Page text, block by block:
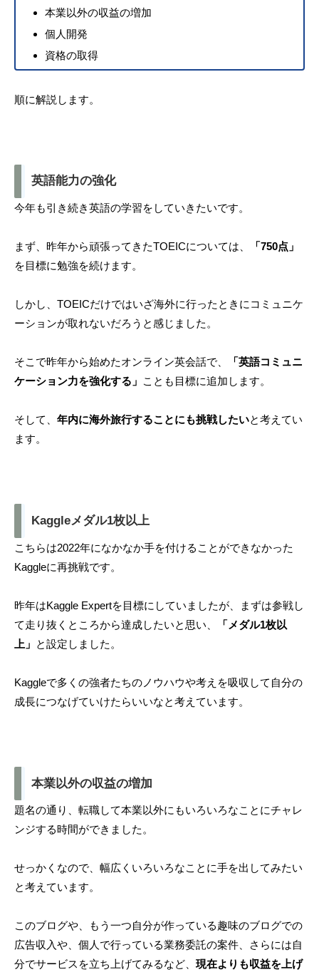
本業以外の収益の増加
個人開発
資格の取得
順に解説します。
英語能力の強化
今年も引き続き英語の学習をしていきたいです。
まず、昨年から頑張ってきたTOEICについては、
「750点」
を目標に勉強を続けます。
しかし、TOEICだけではいざ海外に行ったときにコミュニケ
ーションが取れないだろうと感じました。
そこで昨年から始めたオンライン英会話で、
「英語コミュニ
ケーション力を強化する」 ことも目標に追加します。
そして、 年内に海外旅行することにも挑戦したいと考えてい
ます。
Kaggleメダル1枚以上
こちらは2022年になかなか手を付けることができなかった
Kaggleに再挑戦です。
昨年はKaggle Expertを目標にしていましたが、まずは参戦し
て走り抜くところから達成したいと思い、
「メダル1枚以
上」 と設定しました。
Kaggleで多くの強者たちのノウハウや考えを吸収して自分の
成長につなげていけたらいいなと考えています。
本業以外の収益の増加
題名の通り、転職して本業以外にもいろいろなことにチャレ
ンジする時間ができました。
せっかくなので、幅広くいろいろなことに手を出してみたい
と考えています。
このブログや、もう一つ自分が作っている趣味のブログでの
広告収入や、個人で行っている業務委託の案件、さらには自
分でサービスを立ち上げてみるなど、 現在よりも収益を上げ